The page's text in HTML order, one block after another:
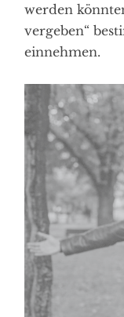
werden
vergeben“
einnehmen.